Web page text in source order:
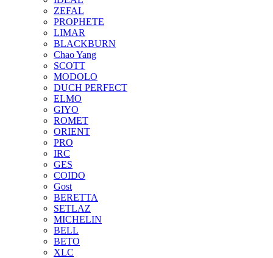
ZEFAL
PROPHETE
LIMAR
BLACKBURN
Chao Yang
SCOTT
MODOLO
DUCH PERFECT
ELMO
GIYO
ROMET
ORIENT
PRO
IRC
GES
COIDO
Gost
BERETTA
SETLAZ
MICHELIN
BELL
BETO
XLC